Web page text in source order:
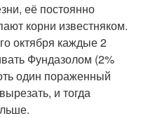
её постоянно
корни известняком.
октября каждые 2
Фундазолом (2%
один пораженный
и тогда